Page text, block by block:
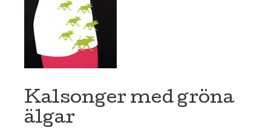
Kalsonger med gröna
älgar